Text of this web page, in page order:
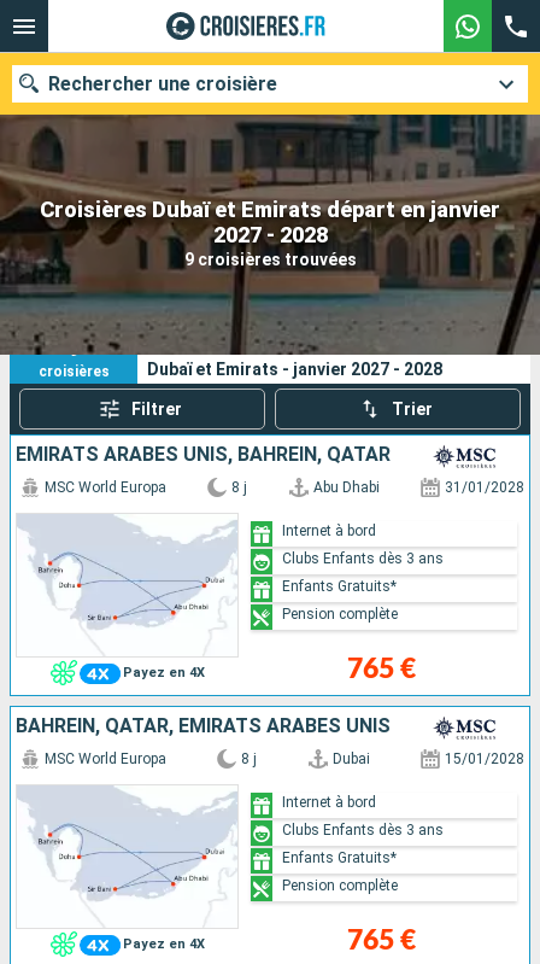
Croisières Dubaï et Emirats départ en janvier
2027 - 2028
9 croisières trouvées
Rechercher une croisière
Nos destinations
Mois de départ
Ports Compagnies
Rechercher
9
croisières
Vos critères de recherche :
Dubaï et Emirats - janvier 2027 - 2028
Filtrer Trier
EMIRATS ARABES UNIS, BAHREIN, QATAR
Payez en 4X
MSC World Europa 8 j Abu Dhabi 31/01/2028
765 €
Internet à bord
Clubs Enfants dès 3 ans
Enfants Gratuits*
Pension complète
BAHREIN, QATAR, EMIRATS ARABES UNIS
Payez en 4X
MSC World Europa 8 j Dubai 15/01/2028
765 €
Internet à bord
Clubs Enfants dès 3 ans
Enfants Gratuits*
Pension complète